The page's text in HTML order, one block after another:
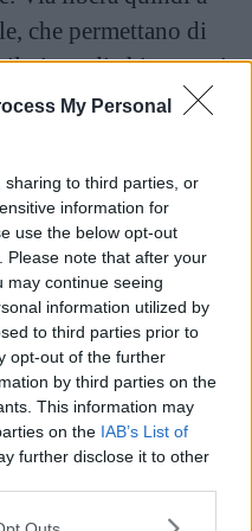
My Personal
to third parties, or
information for
use the below opt-out
Please note that after your
may continue seeing
information utilized by
to third parties prior to
opt-out of the further
by third parties on the
This information may
on the IAB’s List of
further disclose it to other
uses one or more Google
che permettano di
il gioco di chiaroscuri
di questa
accoppiata è
Tiger e il wavy
del caschetto lungo
con gli
nuova tinta.
e non
non abbattetevi.
e del prossimo
ad esserciil
avete voglia di
il vostro look,